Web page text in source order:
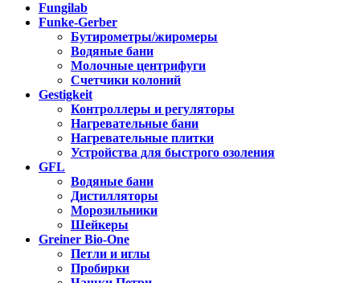
Fungilab
Funke-Gerber
Бутирометры/жиромеры
Водяные бани
Молочные центрифуги
Счетчики колоний
Gestigkeit
Контроллеры и регуляторы
Нагревательные бани
Нагревательные плитки
Устройства для быстрого озоления
GFL
Водяные бани
Дистилляторы
Морозильники
Шейкеры
Greiner Bio-One
Петли и иглы
Пробирки